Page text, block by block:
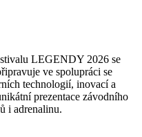
LEGENDY 2026 se
ve spolupráci se
technologií, inovací a
prezentace závodního
i adrenalinu.